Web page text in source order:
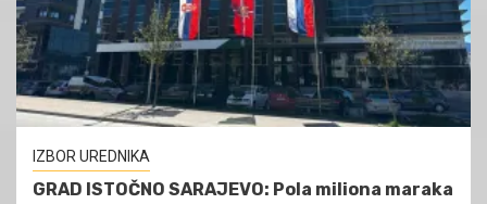
IZBOR UREDNIKA
GRAD ISTOČNO SARAJEVO: Pola miliona maraka